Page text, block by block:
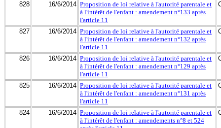
828 16/6/2014 Proposition de loi relative à l'autorité parentale et
à l'intérêt de l'enfant : amendement n°133 après
l'article 11
827 16/6/2014 Proposition de loi relative à l'autorité parentale et
à l'intérêt de l'enfant : amendement n°132 après
l'article 11
826 16/6/2014 Proposition de loi relative à l'autorité parentale et
à l'intérêt de l'enfant : amendement n°129 après
l'article 11
825 16/6/2014 Proposition de loi relative à l'autorité parentale et
à l'intérêt de l'enfant : amendement n°131 après
l'article 11
824 16/6/2014 Proposition de loi relative à l'autorité parentale et
à l'intérêt de l'enfant : amendements n°8 et 524